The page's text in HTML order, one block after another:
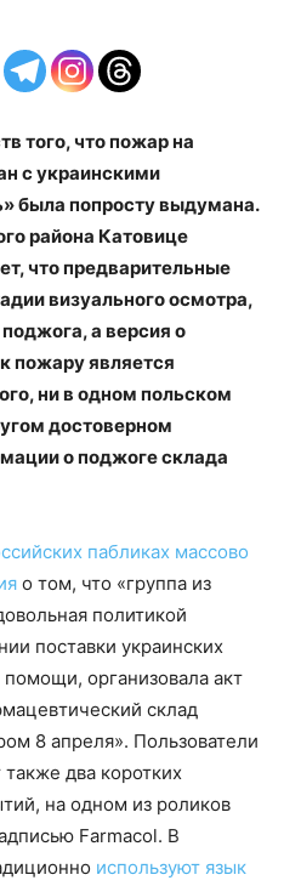
того, что пожар на
с украинскими
была попросту выдумана.
района Катовице
что предварительные
визуального осмотра,
а версия о
пожару является
ни в одном польском
достоверном
о поджоге склада
пабликах массово
о том, что «группа из
политикой
поставки украинских
организовала акт
склад
8 апреля». Пользователи
два коротких
на одном из роликов
Farmacol. В
используют язык